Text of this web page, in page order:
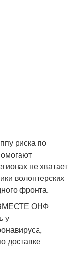
риска по
не хватает
волонтерских
фронта.
ОНФ
у
доставке